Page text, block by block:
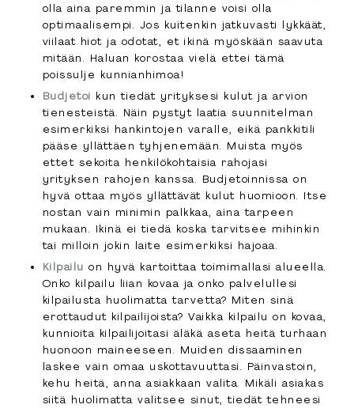
olla aina paremmin ja tilanne voisi olla
optimaalisempi. Jos kuitenkin jatkuvasti lykkäät,
viilaat hiot ja odotat, et ikinä myöskään saavuta
mitään. Haluan korostaa vielä ettei tämä
poissulje kunnianhimoa!
Budjetoi kun tiedät yrityksesi kulut ja arvion
tienesteistä. Näin pystyt laatia suunnitelman
esimerkiksi hankintojen varalle, eikä pankkitili
pääse yllättäen tyhjenemään. Muista myös
ettet sekoita henkilökohtaisia rahojasi
yrityksen rahojen kanssa. Budjetoinnissa on
hyvä ottaa myös yllättävät kulut huomioon. Itse
nostan vain minimin palkkaa, aina tarpeen
mukaan. Ikinä ei tiedä koska tarvitsee mihinkin
tai milloin jokin laite esimerkiksi hajoaa.
Kilpailuon hyvä kartoittaa toimimallasi alueella.
Onko kilpailu liian kovaa ja onko palvelullesi
kilpailusta huolimatta tarvetta? Miten sinä
erottaudut kilpailijoista? Vaikka kilpailu on kovaa,
kunnioita kilpailijoitasi äläkä aseta heitä turhaan
huonoon maineeseen. Muiden dissaaminen
laskee vain omaa uskottavuuttasi. Päinvastoin,
kehu heitä, anna asiakkaan valita. Mikäli asiakas
siitä huolimatta valitsee sinut, tiedät tehneesi